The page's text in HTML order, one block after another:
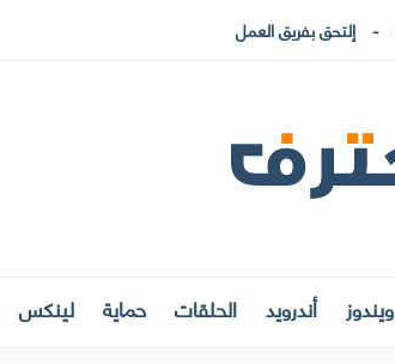
إلتحق بفريق العمل
ويندوز أندرويد الحلقات حماية لينكس